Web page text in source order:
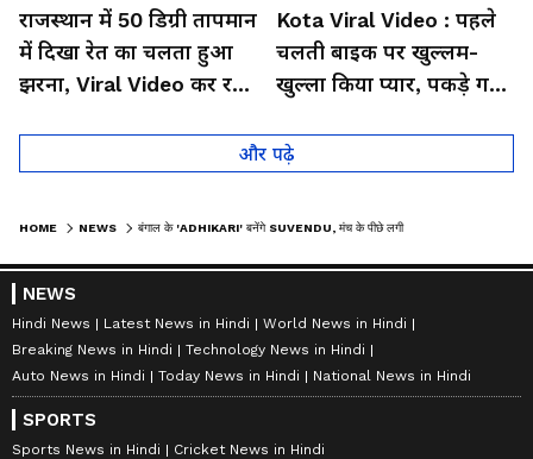
राजस्थान में 50 डिग्री तापमान
में दिखा रेत का चलता हुआ
झरना, Viral Video कर रहा
Kota Viral Video : पहले
चलती बाइक पर खुल्लम-
खुल्ला किया प्यार, पकड़े गए
और पढ़े
HOME NEWS
NEWS
Hindi News Latest News in Hindi
World News in Hindi
Breaking News in Hindi
Technology News in Hindi
Auto News in Hindi
Today News in Hindi National News in Hindi
SPORTS
Sports News in Hindi Cricket News in Hindi